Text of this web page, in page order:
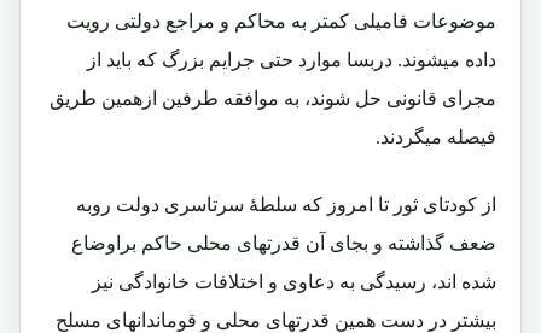
موضوعات فامیلی کمتر به محاکم و مراجع دولتی رویت
داده میشوند. دربسا موارد حتی جرایم بزرگ که باید از
مجرای قانونی حل شوند، به موافقه طرفین ازهمین طریق
فیصله میگردند.
از کودتای ثور تا امروز که سلطۀ سرتاسری دولت روبه
ضعف گذاشته و بجای آن قدرتهای محلی حاکم براوضاع
شده اند، رسیدگی به دعاوی و اختلافات خانوادگی نیز
بیشتر در دست همین قدرتهای محلی و قوماندانهای مسلح